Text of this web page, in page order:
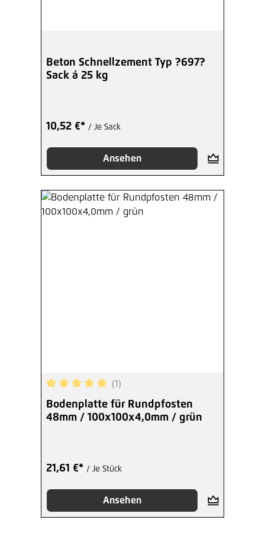
Beton Schnellzement Typ ?697?
Sack á 25 kg
10,52 €* / Je Sack
Ansehen
Durchschnittliche Bewertung von 5 von 5
(1)
Bodenplatte für Rundpfosten
48mm / 100x100x4,0mm / grün
21,61 €* / Je Stück
Ansehen